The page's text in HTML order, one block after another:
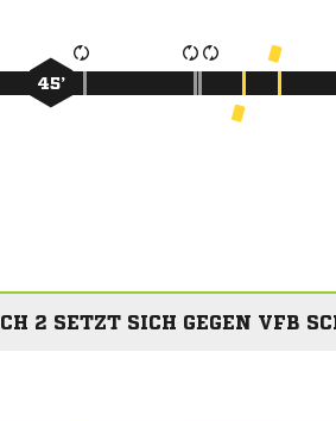
45’
2 SETZT SICH GEGEN VFB